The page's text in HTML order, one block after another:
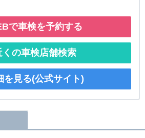
で車検を予約する
くの車検店舗検索
を見る(公式サイト)